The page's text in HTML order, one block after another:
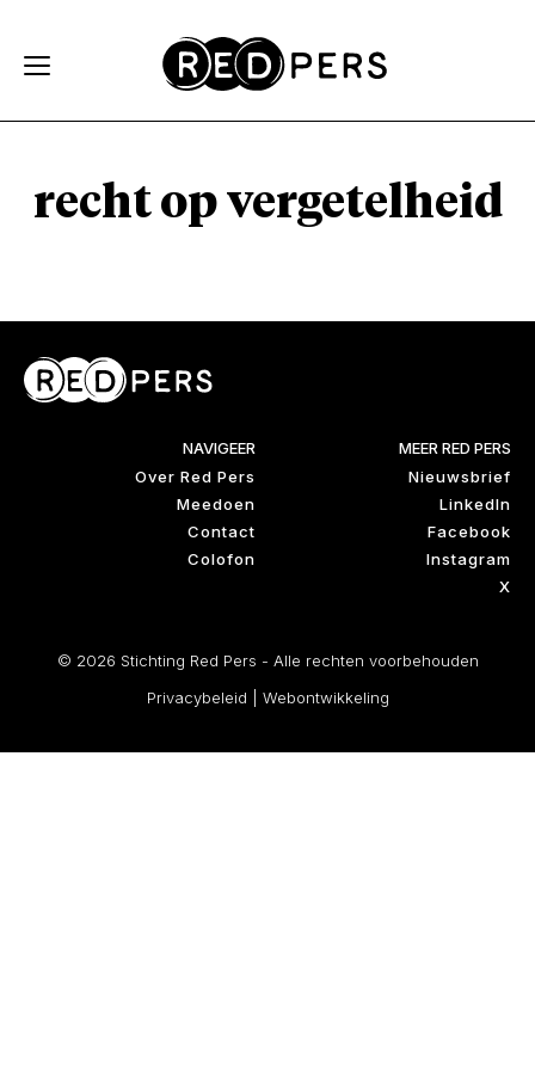
recht op vergetelheid
NAVIGEER
Over Red Pers
Meedoen
Contact
Colofon
MEER RED PERS
Nieuwsbrief
LinkedIn
Facebook
Instagram
X
© 2026 Stichting Red Pers - Alle rechten voorbehouden
Privacybeleid
Webontwikkeling